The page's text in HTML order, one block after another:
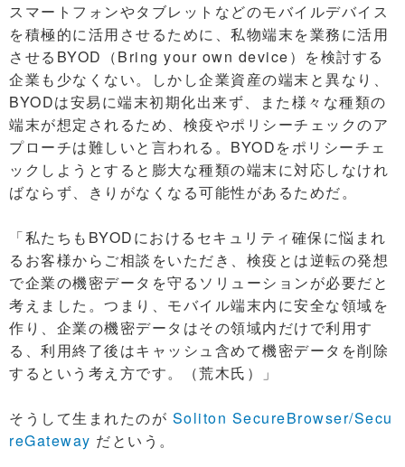
スマートフォンやタブレットなどのモバイルデバイス
を積極的に活用させるために、私物端末を業務に活用
させるBYOD（Bring your own device）を検討する
企業も少なくない。しかし企業資産の端末と異なり、
BYODは安易に端末初期化出来ず、また様々な種類の
端末が想定されるため、検疫やポリシーチェックのア
プローチは難しいと言われる。BYODをポリシーチェ
ックしようとすると膨大な種類の端末に対応しなけれ
ばならず、きりがなくなる可能性があるためだ。
「私たちもBYODにおけるセキュリティ確保に悩まれ
るお客様からご相談をいただき、検疫とは逆転の発想
で企業の機密データを守るソリューションが必要だと
考えました。つまり、モバイル端末内に安全な領域を
作り、企業の機密データはその領域内だけで利用す
る、利用終了後はキャッシュ含めて機密データを削除
するという考え方です。（荒木氏）」
そうして生まれたのが Soliton SecureBrowser/Secu
reGateway だという。